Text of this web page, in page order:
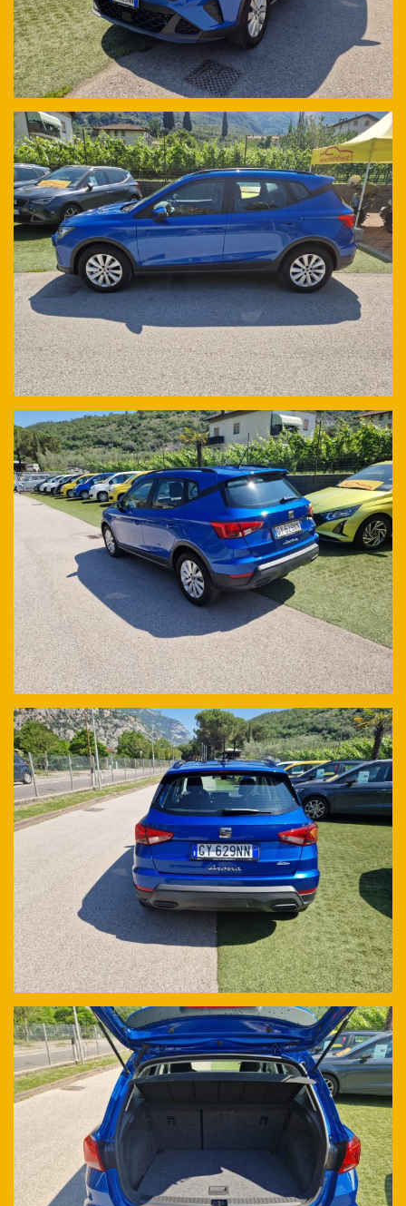
Il nostro modo di lavorare prevede la massima trasparenza, anche
per questo non nascondiamo le targhe proprio per consentirvi di
fare ogni controllo a distanza. Le recensioni parlano per noi.
Nota: La presente scheda è compilata con precisione e
del Rivenditore, ogni particolare relativo al veicolo viene
verificato e concordato in fase di definizione del contratto con il
Cliente.
2020 - 2021 - 2022 - 2023 - 2024 - 2025 - 2026 - NUOVO -
SEMINUOVO - USATO - MANUALE - AUTOMATICO - DSG -
INTEGRALE - QUATTRO - 4X4 - DIESEL - BENZINA - IBRIDO -
ELETTRICO - GANCIO TRAINO - TDI - TFSI - FSI - TURBO - 4 PORTE -
5 PORTE - 4 POSTI - 5 POSTI - 7 POSTI - 9 POSTI - 1.0 - 1.5 - 2.0 - 4
CILINDRI - 3 CILINDRI -